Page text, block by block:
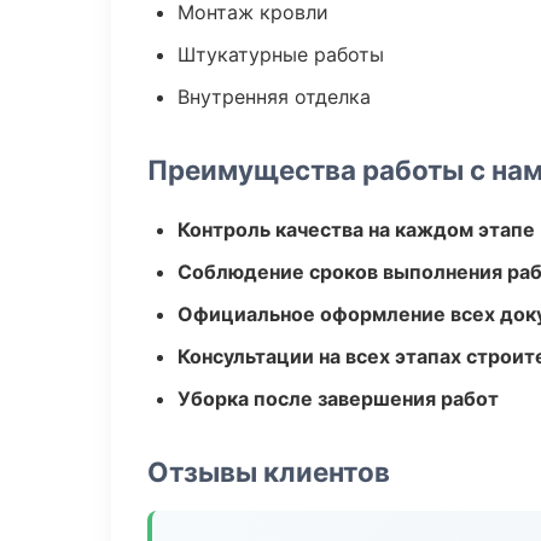
Монтаж кровли
Штукатурные работы
Внутренняя отделка
Преимущества работы с
Контроль качества на каждом этапе
Соблюдение сроков выполнения
Официальное оформление всех
Консультации на всех этапах
Уборка после завершения работ
Отзывы клиентов